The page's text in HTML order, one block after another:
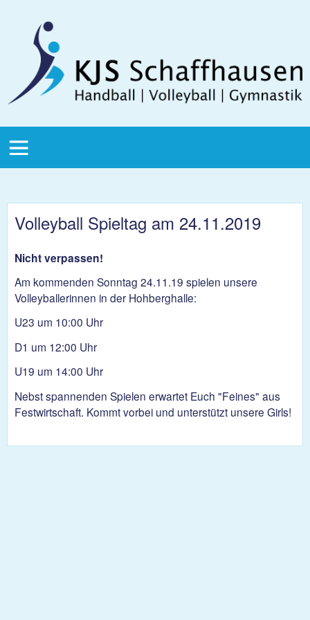
Schaffhausen
Menu
Volleyball Spieltag am 24.11.2019
Nicht verpassen!
Am kommenden Sonntag 24.11.19 spielen unsere
Volleyballerinnen in der Hohberghalle:
U23 um 10:00 Uhr
D1 um 12:00 Uhr
U19 um 14:00 Uhr
Nebst spannenden Spielen erwartet Euch "Feines" aus
Festwirtschaft. Kommt vorbei und unterstützt unsere Girls!